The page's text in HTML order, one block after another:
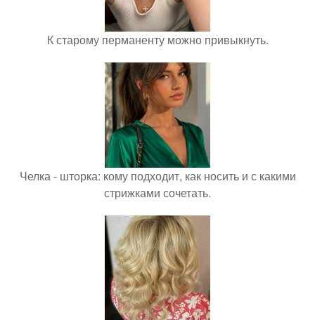
К старому перманенту можно привыкнуть.
Челка - шторка: кому подходит, как носить и с какими
стрижками сочетать.